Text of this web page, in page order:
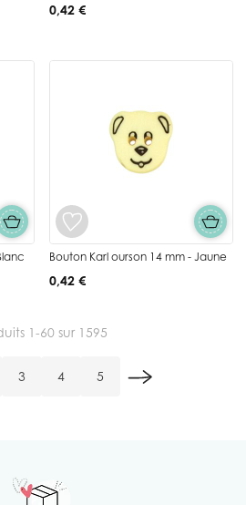
0,42 €
Bouton Karl ourson 14 mm - Jaune
0,42 €
actuellement la page
Page
3 Page
4 Page
5
1-60 sur 1595